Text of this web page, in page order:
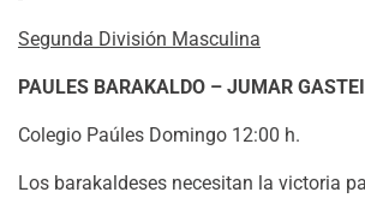
Segunda División Masculina
PAULES BARAKALDO – JUMAR
Colegio Paúles Domingo 12:00 h.
Los barakaldeses necesitan la victoria